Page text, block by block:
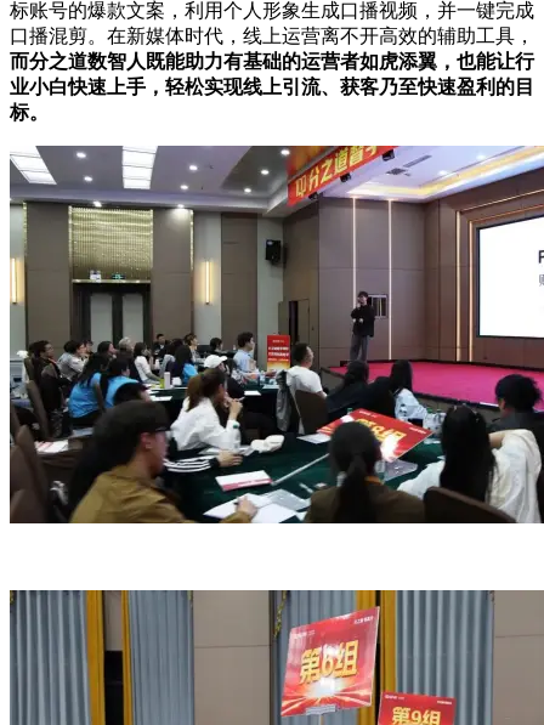
标账号的爆款文案，利用个人形象生成口播视频，并一键完成
口播混剪。在新媒体时代，线上运营离不开高效的辅助工具，
而分之道数智人既能助力有基础的运营者如虎添翼，也能让行
业小白快速上手，轻松实现线上引流、获客乃至快速盈利的目
标。